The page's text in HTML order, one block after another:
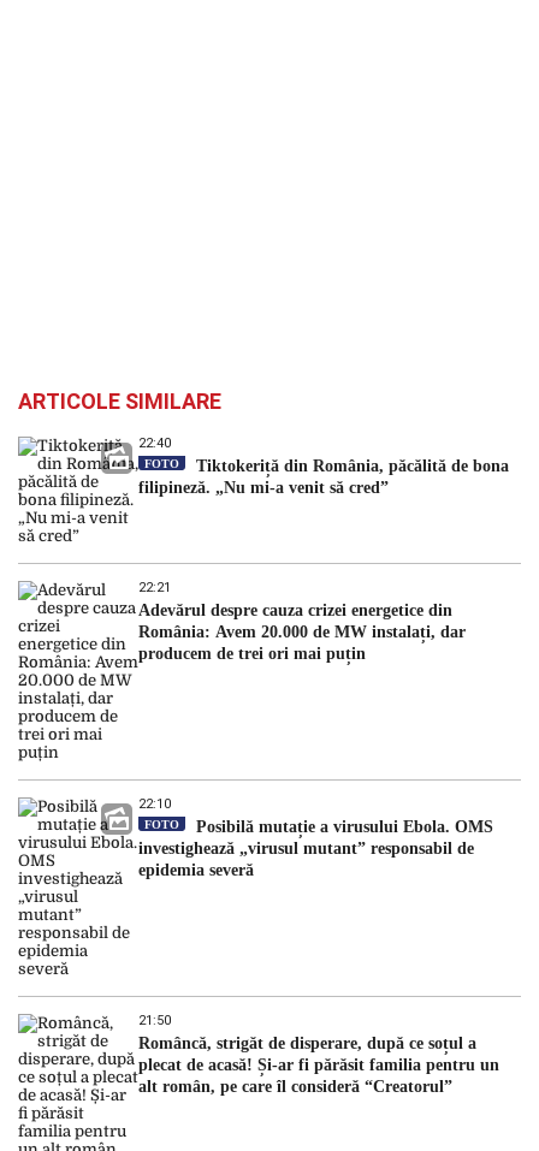
ARTICOLE SIMILARE
22:40
FOTO
Tiktokeriță din România, păcălită de bona
filipineză. „Nu mi-a venit să cred”
22:21
Adevărul despre cauza crizei energetice din
România: Avem 20.000 de MW instalați, dar
producem de trei ori mai puțin
22:10
FOTO
Posibilă mutație a virusului Ebola. OMS
investighează „virusul mutant” responsabil de
epidemia severă
21:50
Româncă, strigăt de disperare, după ce soțul a
plecat de acasă! Și-ar fi părăsit familia pentru un
alt român, pe care îl consideră “Creatorul”